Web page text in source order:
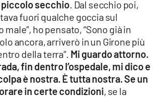
secchio . Dal secchio poi,
fuori qualche goccia sul
male”, ho pensato, “Sono già in
ancora, arriverò in un Girone più
della terra”. Mi guardo attorno.
fin dentro l’ospedale, mi dico e
è nostra. È tutta nostra. Se un
in certe condizioni, se la